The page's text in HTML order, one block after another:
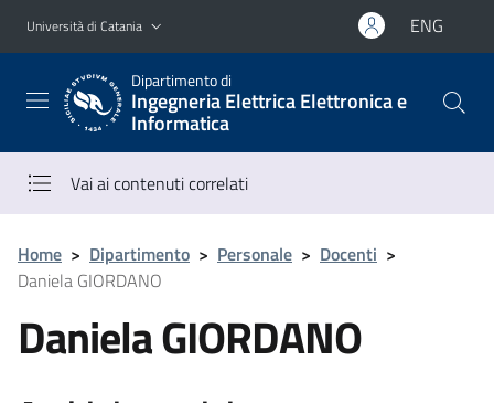
Vai al contenuto principale
Vai al menu di navigazione
Università di Catania ENG
Dipartimento di
Ingegneria Elettrica Elettronica e
Informatica
Vai ai contenuti correlati
Home > Dipartimento > Personale > Docenti >
Daniela GIORDANO
Daniela GIORDANO